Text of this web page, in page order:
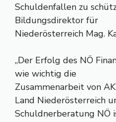
Schuldenfallen zu
Bildungsdirektor für
Niederösterreich Mag.
„Der Erfolg des NÖ
wie wichtig die
Zusammenarbeit von
Land Niederösterreich
Schuldnerberatung NÖ